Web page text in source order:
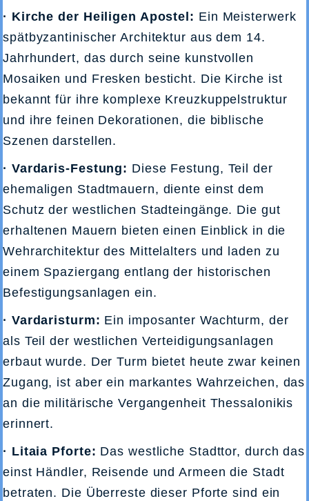
· Kirche der Heiligen Apostel: Ein Meisterwerk
spätbyzantinischer Architektur aus dem 14.
Jahrhundert, das durch seine kunstvollen
Mosaiken und Fresken besticht. Die Kirche ist
bekannt für ihre komplexe Kreuzkuppelstruktur
und ihre feinen Dekorationen, die biblische
Szenen darstellen.
· Vardaris-Festung: Diese Festung, Teil der
ehemaligen Stadtmauern, diente einst dem
Schutz der westlichen Stadteingänge. Die gut
erhaltenen Mauern bieten einen Einblick in die
Wehrarchitektur des Mittelalters und laden zu
einem Spaziergang entlang der historischen
Befestigungsanlagen ein.
· Vardaristurm: Ein imposanter Wachturm, der
als Teil der westlichen Verteidigungsanlagen
erbaut wurde. Der Turm bietet heute zwar keinen
Zugang, ist aber ein markantes Wahrzeichen, das
an die militärische Vergangenheit Thessalonikis
erinnert.
· Litaia Pforte: Das westliche Stadttor, durch das
einst Händler, Reisende und Armeen die Stadt
betraten. Die Überreste dieser Pforte sind ein